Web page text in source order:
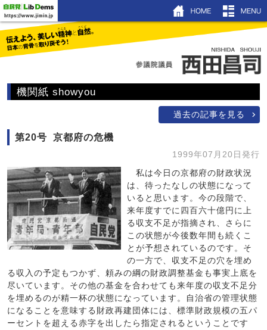
機関紙 showyou
過去の記事を見る
第20号 京都府の危機
1999年07月20日発行
私は今日の京都府の財政状況
は、待ったなしの状態になって
いると思います。今の段階で、
来年度すでに四百六十億円に上
る収支不足が指摘され、さらに
この状態が今後数年間も続くこ
とが予想されているのです。そ
の一方で、収支不足の穴を埋め
る収入の予定もつかず、頼みの綱の財政調整基金も事実上底を
尽いています。その他の基金を合わせても来年度の収支不足分
を埋めるのが精一杯の状態になっています。自治省の管理状態
になることを意味する財政再建団体には、標準財政規模の五パ
ーセントを超える赤字を出したら指定されるということです
ホーム
機関紙showyou
昌友塾
著書＆DVD
リンク